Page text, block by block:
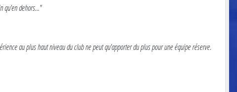
qu'en dehors..."
au plus haut niveau du club ne peut qu'apporter du plus pour une équipe réserve.